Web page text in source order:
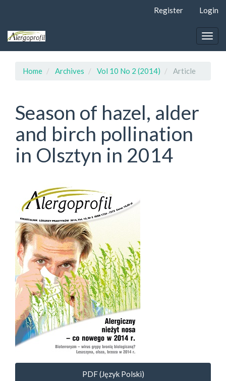
page
Navigation
Register Login
Home Archives Vol 10 No 2 (2014) Article
Season of hazel, alder
and birch pollination
in Olsztyn in 2014
Article
Sidebar
PDF (Język Polski)